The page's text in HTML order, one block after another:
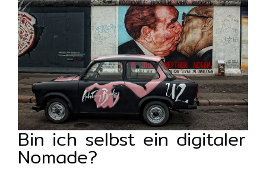
Bin ich selbst ein digitaler
Nomade?